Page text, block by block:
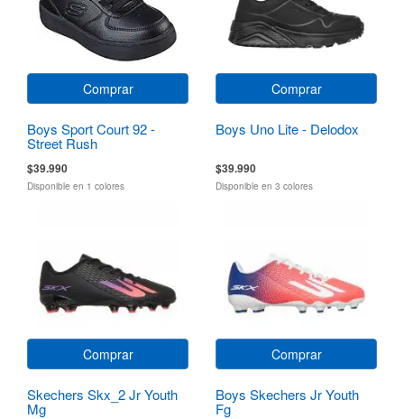
Comprar
Boys Sport Court 92 -
Street Rush
$39.990
Disponible en 1 colores
Comprar
Boys Uno Lite - Delodox
$39.990
Disponible en 3 colores
Comprar
Skechers Skx_2 Jr Youth
Mg
Comprar
Boys Skechers Jr Youth
Fg